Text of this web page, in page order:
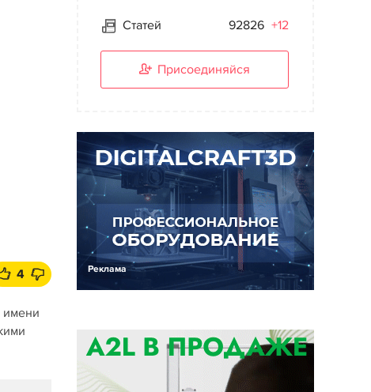
4
имени
Статей 92826 +12
Присоединяйся
Реклама